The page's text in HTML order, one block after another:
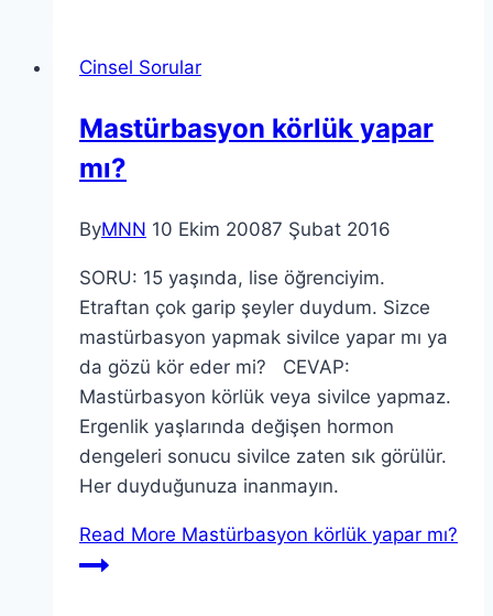
Cinsel Sorular
Mastürbasyon körlük yapar
mı?
ByMNN 10 Ekim 20087 Şubat 2016
SORU: 15 yaşında, lise öğrenciyim.
Etraftan çok garip şeyler duydum. Sizce
mastürbasyon yapmak sivilce yapar mı ya
da gözü kör eder mi? CEVAP:
Mastürbasyon körlük veya sivilce yapmaz.
Ergenlik yaşlarında değişen hormon
dengeleri sonucu sivilce zaten sık görülür.
Her duyduğunuza inanmayın.
Read More Mastürbasyon körlük yapar mı?